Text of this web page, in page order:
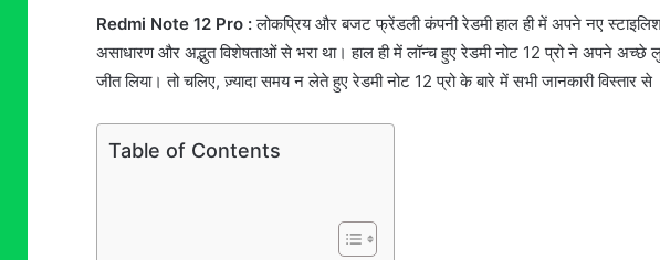
Redmi Note 12 Pro :लोकप्रिय और बजट फ्रेंडली कंपनी रेडमी हाल ही में अपने नए
असाधारण और अद्भुत विशेषताओं से भरा था। हाल ही में लॉन्च हुए रेडमी नोट 12 प्रो ने अपने अच्छे
जीत लिया। तो चलिए, ज़्यादा समय न लेते हुए रेडमी नोट 12 प्रो के बारे में सभी जानकारी विस्तार से
Table of Contents